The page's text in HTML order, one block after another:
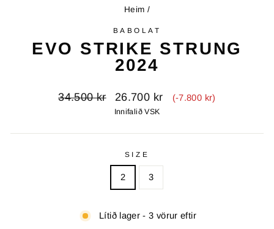
Heim /
BABOLAT
EVO STRIKE STRUNG
2024
Upprunalegt
34.500 kr Útsöluverð
26.700 kr (-7.800 kr)
Innifalið VSK
SIZE
2 3
Lítið lager - 3 vörur eftir